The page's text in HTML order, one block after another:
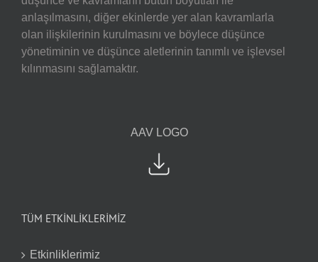
anlaşılmasını, diğer ekinlerde yer alan kavramlarla
olan ilişkilerinin kurulmasını ve böylece düşünce
yönetiminin ve düşünce aletlerinin tanımlı ve işlevsel
kılınmasını sağlamaktır.
AAV LOGO
TÜM ETKİNLİKLERİMİZ
Etkinliklerimiz